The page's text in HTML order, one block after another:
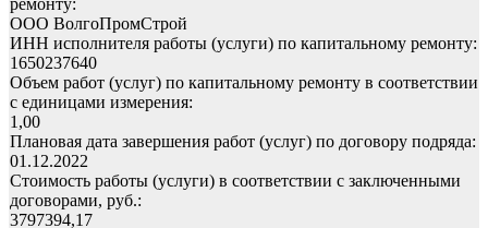
ООО ВолгоПромСтрой
ИНН исполнителя работы (услуги) по капитальному ремонту:
1650237640
Объем работ (услуг) по капитальному ремонту в соответствии
с единицами измерения:
1,00
Плановая дата завершения работ (услуг) по договору подряда:
01.12.2022
Стоимость работы (услуги) в соответствии с заключенными
договорами, руб.:
3797394,17